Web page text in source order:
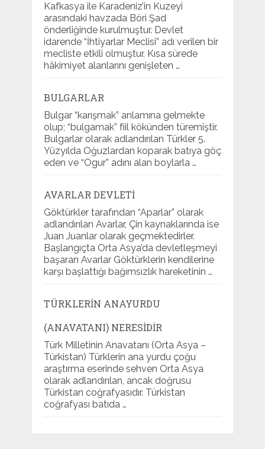
Kafkasya ile Karadeniz’in Kuzeyi
arasındaki havzada Böri Şad
önderliğinde kurulmuştur. Devlet
idarende “İhtiyarlar Meclisi” adı verilen bir
mecliste etkili olmuştur. Kısa sürede
hâkimiyet alanlarını genişleten …
BULGARLAR
Bulgar “karışmak” anlamına gelmekte
olup; “bulgamak” fiil kökünden türemiştir.
Bulgarlar olarak adlandırılan Türkler 5.
Yüzyılda Oğuzlardan koparak batıya göç
eden ve “Ogur” adını alan boylarla …
AVARLAR DEVLETI
Göktürkler tarafından “Aparlar” olarak
adlandırılan Avarlar, Çin kaynaklarında ise
Juan Juanlar olarak geçmektedirler.
Başlangıçta Orta Asya’da devletleşmeyi
başaran Avarlar Göktürklerin kendilerine
karşı başlattığı bağımsızlık hareketinin …
TÜRKLERIN ANAYURDU
(ANAVATANI) NERESIDIR
Türk Milletinin Anavatanı (Orta Asya –
Türkistan) Türklerin ana yurdu çoğu
araştırma eserinde sehven Orta Asya
olarak adlandırılan, ancak doğrusu
Türkistan coğrafyasıdır. Türkistan
coğrafyası batıda …